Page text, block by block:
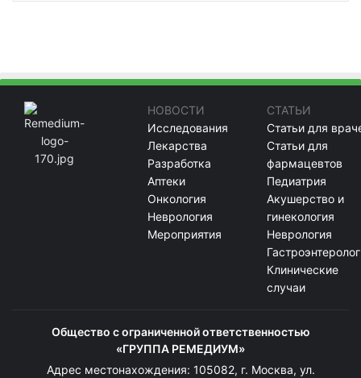
НОВОСТИ
Исследования
Лекарства
Разработка
Аптеки
Онкология
Неврология
Мероприятия
СТАТЬИ
Статьи для
Статьи для
фармацевтов
Педиатрия
Акушерство и
гинекология
Неврология
Клинические
случаи
Общество с ограниченной ответственностью
«ГРУППА РЕМЕДИУМ»
Адрес местонахождения: 105082, г. Москва, ул.